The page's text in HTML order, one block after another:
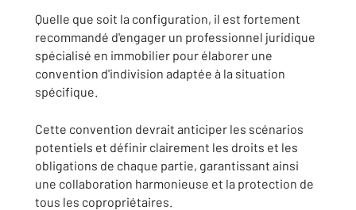
Quelle que soit la configuration, il est fortement
recommandé d'engager un professionnel juridique
spécialisé en immobilier pour élaborer une
convention d'indivision adaptée à la situation
spécifique.
Cette convention devrait anticiper les scénarios
potentiels et définir clairement les droits et les
obligations de chaque partie, garantissant ainsi
une collaboration harmonieuse et la protection de
tous les copropriétaires.